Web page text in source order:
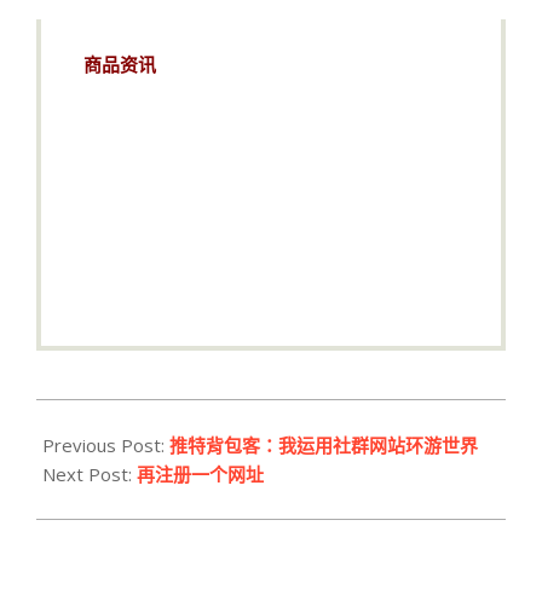
商品资讯
07-
30
Previous Post: 推特背包客：我运用社群网站环游世界
Next Post: 再注册一个网址